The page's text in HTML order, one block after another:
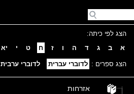
הצג לפי כיתה:
א
ב ג ד ה ו ז ח ט י יא
הצג ספרים : לדוברי עברית לדוברי ערבית
אזרחות